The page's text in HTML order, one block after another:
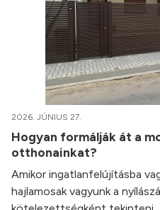
2026. JÚNIUS 27.
Hogyan formálják át a
otthonainkat?
Amikor ingatlanfelújításba
hajlamosak vagyunk a